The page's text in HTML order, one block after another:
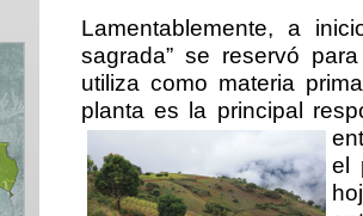
Lamentablemente, a
sagrada” se reservó
utiliza como materia
planta es la principal
el